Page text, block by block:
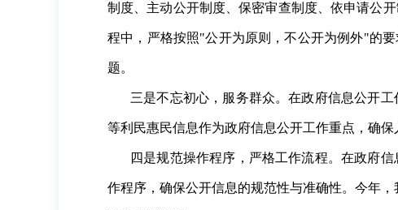
制度、主动公开制度、保密审查制度、依申请公
程中，严格按照"公开为原则，不公开为例外"的
题。
三是不忘初心，服务群众。在政府信息公开
等利民惠民信息作为政府信息公开工作重点，确
四是规范操作程序，严格工作流程。在政府
作程序，确保公开信息的规范性与准确性。今年